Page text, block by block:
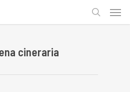
search
cineraria